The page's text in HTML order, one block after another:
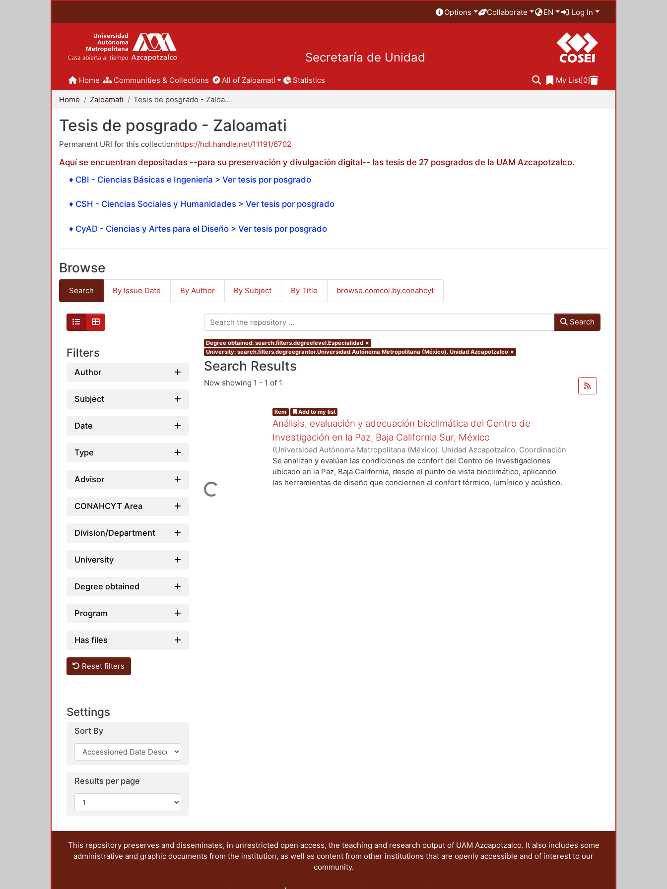
Options Collaborate EN Log In
Secretaría de Unidad
Home Communities & Collections All of Zaloamati Statistics My List[0]
Home Zaloamati Tesis de posgrado - Zaloamati
Tesis de posgrado - Zaloamati
Permanent URI for this collectionhttps://hdl.handle.net/11191/6702
Aquí se encuentran depositadas --para su preservación y divulgación digital-- las tesis de 27 posgrados de la UAM Azcapotzalco.
♦ CBI - Ciencias Básicas e Ingeniería > Ver tesis por posgrado
♦ CSH - Ciencias Sociales y Humanidades > Ver tesis por posgrado
♦ CyAD - Ciencias y Artes para el Diseño > Ver tesis por posgrado
Browse
Search By Issue Date By Author By Subject By Title browse.comcol.by.conahcyt
Filters
Author
Subject
Date
Type
Advisor
CONAHCYT Area
Division/Department
University
Degree obtained
Program
Has files
Reset filters
Settings
Sort By
Results per page
Search
Degree obtained: search.filters.degreelevel.Especialidad ×
University: search.filters.degreegrantor.Universidad Autónoma Metropolitana (México). Unidad Azcapotzalco ×
Search Results
Now showing 1 - 1 of 1
Loading...
Item Add to my list
Análisis, evaluación y adecuación bioclimática del Centro de
Investigación en la Paz, Baja California Sur, México
(Universidad Autónoma Metropolitana (México). Unidad Azcapotzalco. Coordinación
de Servicios de Información.,1999-12 )García Tavera, José Luis
Se analizan y evalúan las condiciones de confort del Centro de Investigaciones
ubicado en la Paz, Baja California, desde el punto de vista bioclimático, aplicando
las herramientas de diseño que conciernen al confort térmico, lumínico y acústico.
This repository preserves and disseminates, in unrestricted open access, the teaching and research output of UAM Azcapotzalco. It also includes some
administrative and graphic documents from the institution, as well as content from other institutions that are openly accessible and of interest to our
community.